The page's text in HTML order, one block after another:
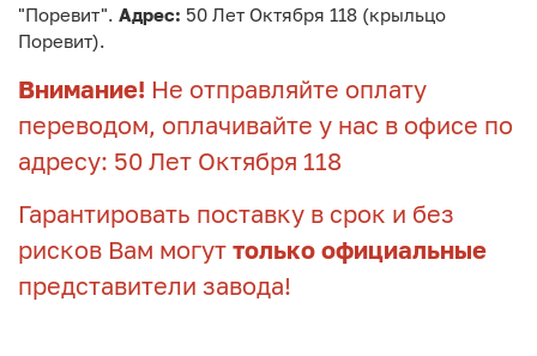
"Поревит". Адрес: 50 Лет Октября 118 (крыльцо
Поревит).
Внимание! Не отправляйте оплату
переводом, оплачивайте у нас в офисе по
адресу: 50 Лет Октября 118
Гарантировать поставку в срок и без
рисков Вам могут только официальные
представители завода!